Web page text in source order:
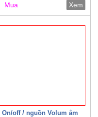
Mua Xem
On/off / nguồn Volum âm